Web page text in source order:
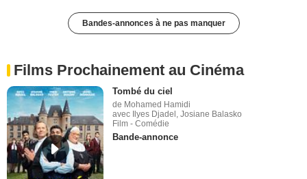
Bandes-annonces à ne pas manquer
Films Prochainement au Cinéma
Tombé du ciel
de Mohamed Hamidi
avec Ilyes Djadel, Josiane Balasko
Film - Comédie
Bande-annonce